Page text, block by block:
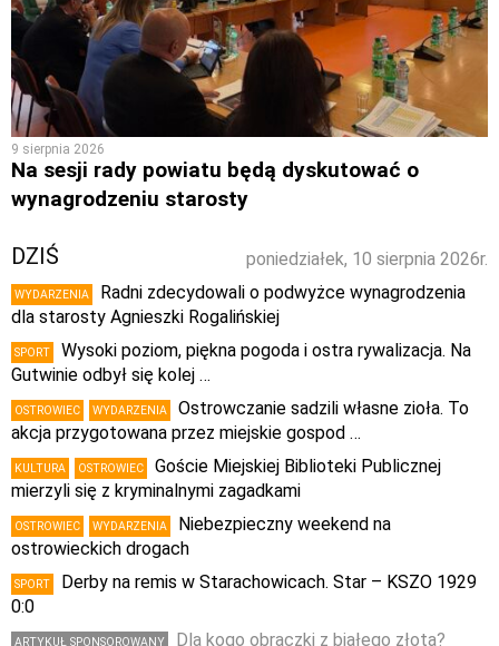
9 sierpnia 2026
Na sesji rady powiatu będą dyskutować o
wynagrodzeniu starosty
poniedziałek, 10 sierpnia 2026r.
DZIŚ
WYDARZENIA
Radni zdecydowali o podwyżce wynagrodzenia
dla starosty Agnieszki Rogalińskiej
SPORT
Wysoki poziom, piękna pogoda i ostra rywalizacja. Na
Gutwinie odbył się kolej …
OSTROWIEC WYDARZENIA
Ostrowczanie sadzili własne zioła. To
akcja przygotowana przez miejskie gospod …
KULTURA OSTROWIEC
Goście Miejskiej Biblioteki Publicznej
mierzyli się z kryminalnymi zagadkami
OSTROWIEC WYDARZENIA
Niebezpieczny weekend na
ostrowieckich drogach
SPORT
Derby na remis w Starachowicach. Star – KSZO 1929
0:0
ARTYKUŁ SPONSOROWANY
Dla kogo obrączki z białego złota?